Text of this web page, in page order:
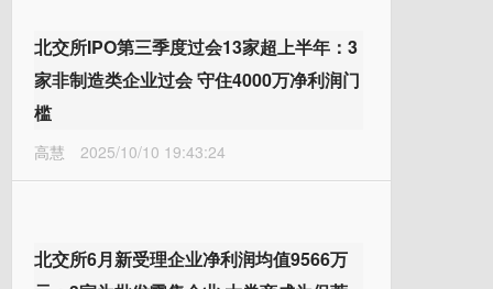
北交所IPO第三季度过会13家超上半年：3
家非制造类企业过会 守住4000万净利润门
槛
高慧 2025/10/10 19:43:24
北交所6月新受理企业净利润均值9566万